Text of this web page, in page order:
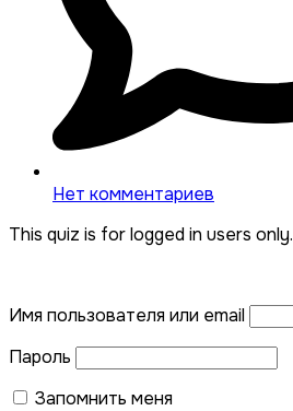
Нет комментариев
This quiz is for logged in users only.
Имя пользователя или email
Пароль
Запомнить меня